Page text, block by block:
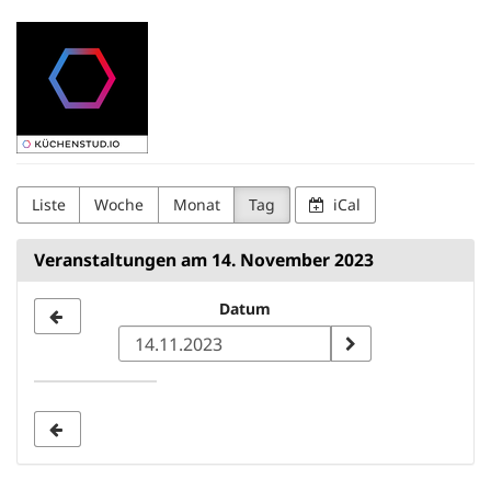
Zum
Inhalt
springen
Kuechenstud.io
Liste Woche Monat Tag iCal
Veranstaltungen am 14. November 2023
zur
Anzeige
Datum